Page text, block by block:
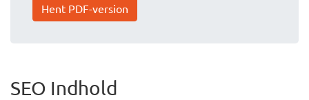
Hent PDF-version
SEO Indhold